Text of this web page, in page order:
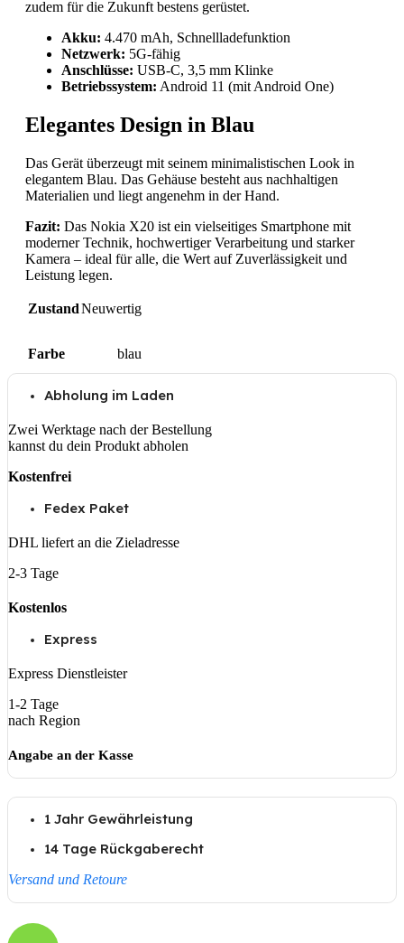
zudem für die Zukunft bestens gerüstet.
Akku: 4.470 mAh, Schnellladefunktion
Netzwerk: 5G-fähig
Anschlüsse: USB-C, 3,5 mm Klinke
Betriebssystem: Android 11 (mit Android One)
Elegantes Design in Blau
Das Gerät überzeugt mit seinem minimalistischen Look in
elegantem Blau. Das Gehäuse besteht aus nachhaltigen
Materialien und liegt angenehm in der Hand.
Fazit: Das Nokia X20 ist ein vielseitiges Smartphone mit
moderner Technik, hochwertiger Verarbeitung und starker
Kamera – ideal für alle, die Wert auf Zuverlässigkeit und
Leistung legen.
ZustandNeuwertig
Farbe blau
Abholung im Laden
Zwei Werktage nach der Bestellung
kannst du dein Produkt abholen
Kostenfrei
Fedex Paket
DHL liefert an die Zieladresse
2-3 Tage
Kostenlos
Express
Express Dienstleister
1-2 Tage
nach Region
Angabe an der Kasse
1 Jahr Gewährleistung
14 Tage Rückgaberecht
Versand und Retoure